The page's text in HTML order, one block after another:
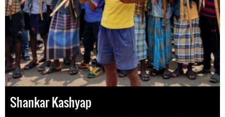
Shankar Kashyap